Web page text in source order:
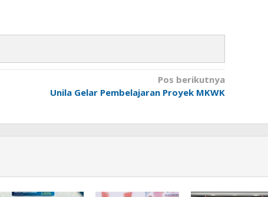
Pos berikutnya
Unila Gelar Pembelajaran Proyek MKWK